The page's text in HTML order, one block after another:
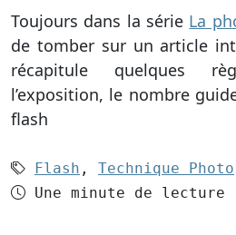
Toujours dans la série La
de tomber sur un article
récapitule quelques
l’exposition, le nombre
flash
Mots-clés (2):
Flash , Technique Photo
Temps de lecture
Une minute de lecture